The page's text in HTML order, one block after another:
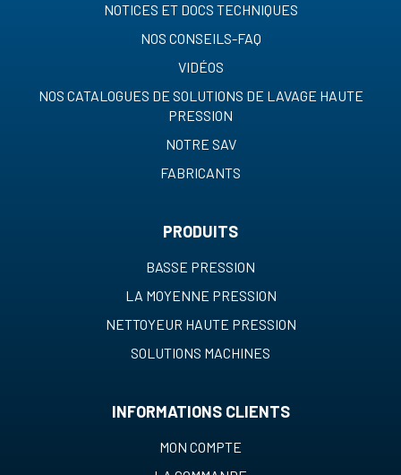
NOTICES ET DOCS TECHNIQUES
NOS CONSEILS-FAQ
VIDÉOS
NOS CATALOGUES DE SOLUTIONS DE LAVAGE HAUTE
PRESSION
NOTRE SAV
FABRICANTS
PRODUITS
BASSE PRESSION
LA MOYENNE PRESSION
NETTOYEUR HAUTE PRESSION
SOLUTIONS MACHINES
INFORMATIONS CLIENTS
MON COMPTE